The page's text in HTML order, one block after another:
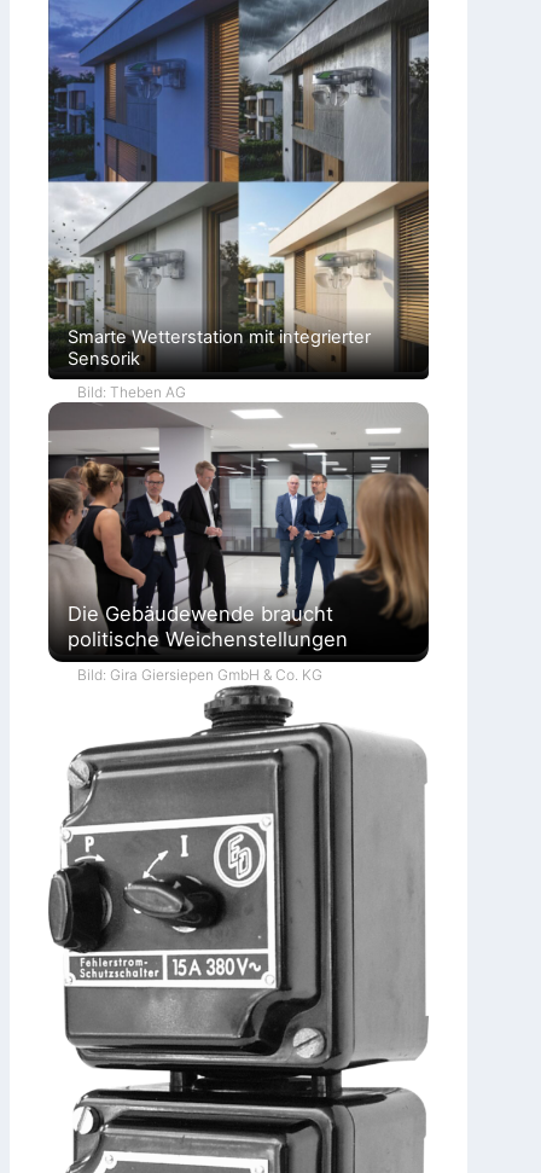
Smarte Wetterstation mit integrierter
Sensorik
Bild: Theben AG
Die Gebäudewende braucht
politische Weichenstellungen
Bild: Gira Giersiepen GmbH & Co. KG